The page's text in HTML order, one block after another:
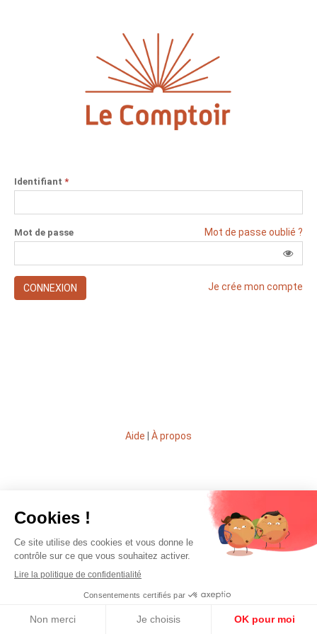
Identifiant *
Mot de passe oublié ?
Mot de passe
CONNEXION Je crée mon compte
Aide À propos